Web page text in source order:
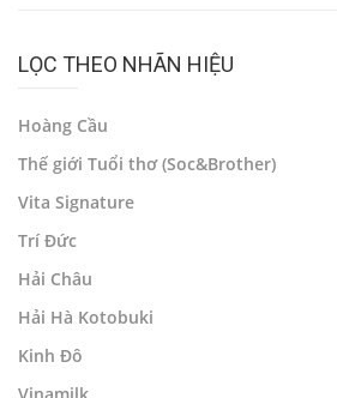
LỌC THEO NHÃN HIỆU
Hoàng Cầu
Thế giới Tuổi thơ (Soc&Brother)
Vita Signature
Trí Đức
Hải Châu
Hải Hà Kotobuki
Kinh Đô